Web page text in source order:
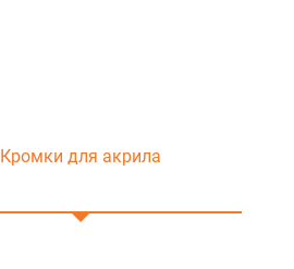
Кромки для акрила